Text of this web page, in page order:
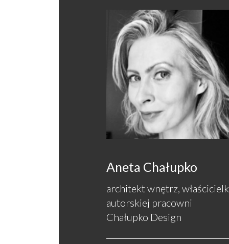
Aneta Chałupko
architekt wnętrz,
autorskiej pracowni
Chałupko Design